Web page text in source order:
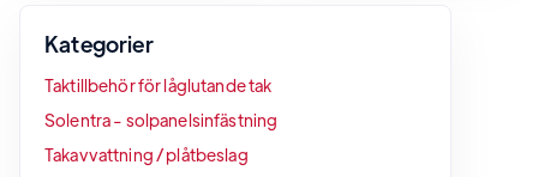
Kategorier
Taktillbehör för låglutande tak
Solentra - solpanelsinfästning
Takavvattning / plåtbeslag